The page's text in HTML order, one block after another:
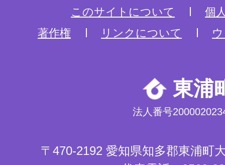
このサイトについて
個
著作権
リンクについて
東浦
法人番号
〒470-2192 愛知県知多郡東浦町